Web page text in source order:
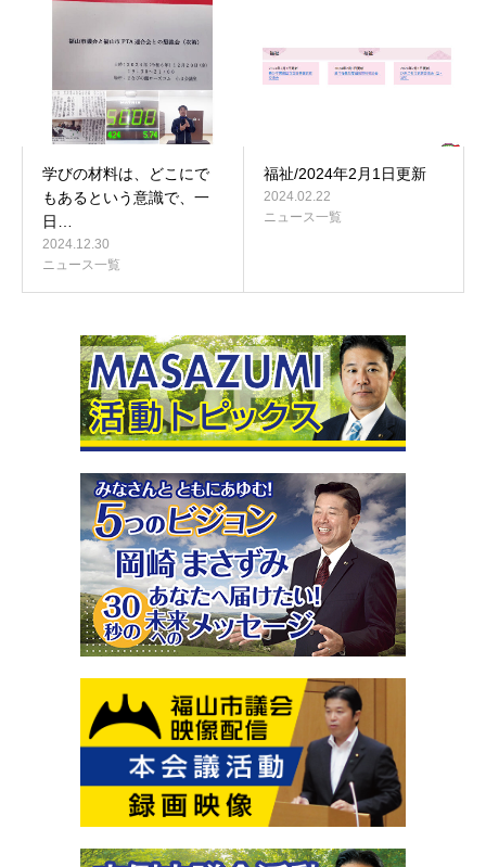
学びの材料は、どこにで
もあるという意識で、一
日…
2024.12.30
ニュース一覧
福祉/2024年2月1日更新
2024.02.22
ニュース一覧